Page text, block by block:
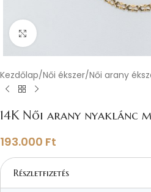
Nagyításhoz kattints ide
Kezdőlap Női ékszer Női arany
14K Női arany nyaklánc
193.000 Ft
Részletfizetés